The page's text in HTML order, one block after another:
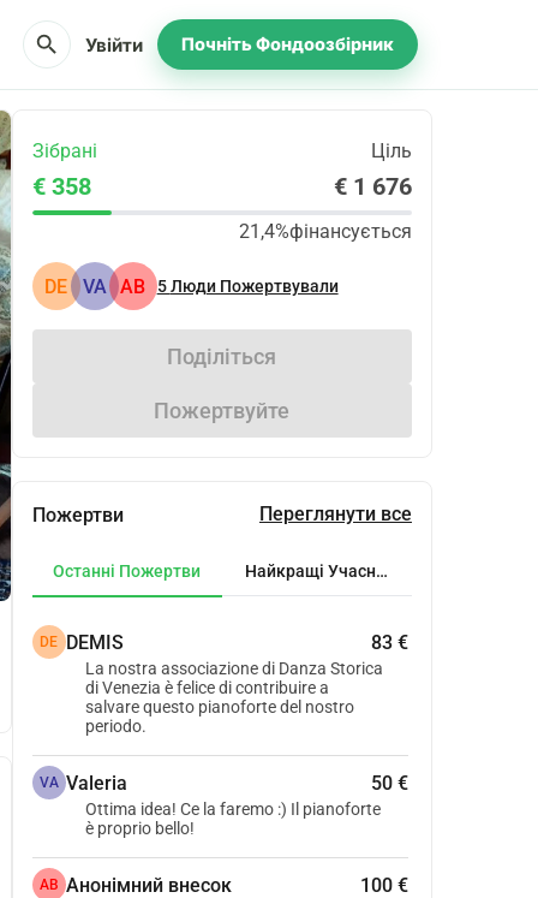
search Увійти Почніть Фондоозбірник
Зібрані Ціль
€ 358 € 1 676
21,4%фінансується
DE VA АВ 5Люди Пожертвували
Поділіться
Пожертвуйте
Пожертви Переглянути все
Останні Пожертви Найкращі Учасники
DE DEMIS 83 €
La nostra associazione di Danza Storica
di Venezia è felice di contribuire a
salvare questo pianoforte del nostro
periodo.
VA Valeria 50 €
Ottima idea! Ce la faremo :) Il pianoforte
è proprio bello!
АВ Анонімний внесок 100 €